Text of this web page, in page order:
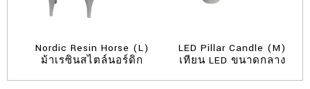
Nordic Resin Horse (L)
ม้าเรซินสไตล์นอร์ดิก
LED Pillar Candle (M)
เทียน LED ขนาดกลาง